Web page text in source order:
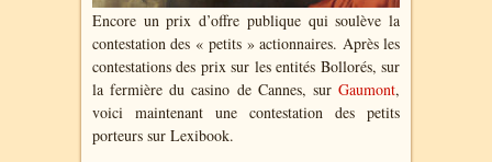
Encore un prix d’offre publique qui soulève la
contestation des « petits » actionnaires. Après les
contestations des prix sur les entités Bollorés, sur
la fermière du casino de Cannes, sur Gaumont,
voici maintenant une contestation des petits
porteurs sur Lexibook.